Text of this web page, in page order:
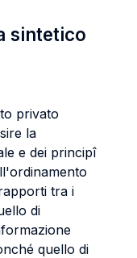
sintetico
privato
la
e dei principî
tra i
di
quello di